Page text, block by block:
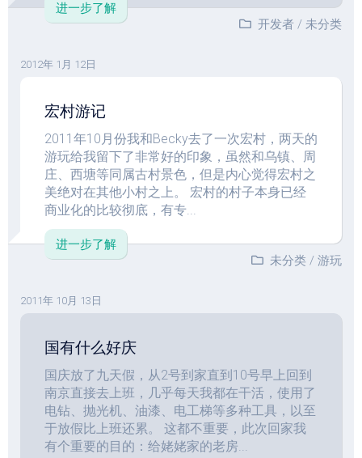
进一步了解
开发者 / 未分类
2012年 1月 12日
宏村游记
2011年10月份我和Becky去了一次宏村，两天的
游玩给我留下了非常好的印象，虽然和乌镇、周
庄、西塘等同属古村景色，但是内心觉得宏村之
美绝对在其他小村之上。 宏村的村子本身已经
商业化的比较彻底，有专...
进一步了解
未分类 / 游玩
2011年 10月 13日
国有什么好庆
国庆放了九天假，从2号到家直到10号早上回到
南京直接去上班，几乎每天我都在干活，使用了
电钻、抛光机、油漆、电工梯等多种工具，以至
于放假比上班还累。 这都不重要，此次回家我
有个重要的目的：给姥姥家的老房...